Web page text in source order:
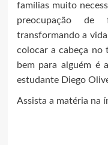
famílias muito
preocupação
transformando a
colocar a cabeça no
bem para alguém é
estudante Diego
Assista a matéria na